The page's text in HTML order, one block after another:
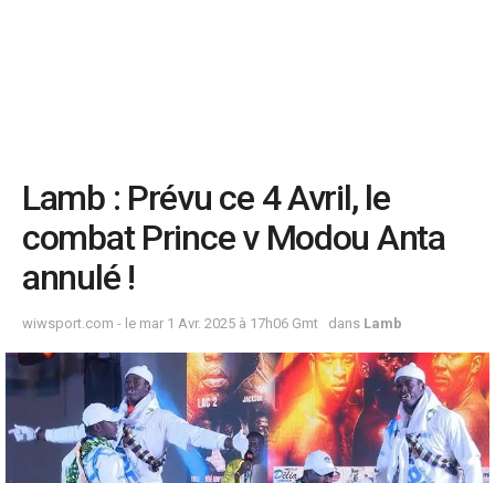
Lamb : Prévu ce 4 Avril, le
combat Prince v Modou Anta
annulé !
wiwsport.com - le mar 1 Avr. 2025 à 17h06 Gmt dans Lamb